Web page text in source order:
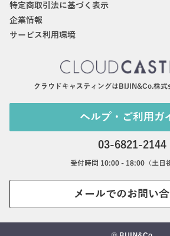
特定商取引法に基づく表示
企業情報
サービス利用環境
クラウドキャスティングはBIJIN&Co.株式
ヘルプ・ご利用ガ
03-6821-2144
受付時間 10:00 - 18:00（土日
メールでのお問い